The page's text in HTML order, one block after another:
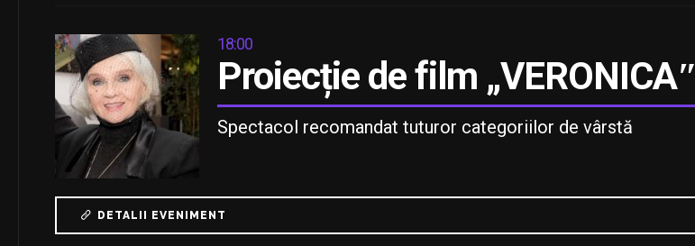
18:00
Proiecție de film „VERONICAʺ
Spectacol recomandat tuturor categoriilor de vârstă
DETALII EVENIMENT